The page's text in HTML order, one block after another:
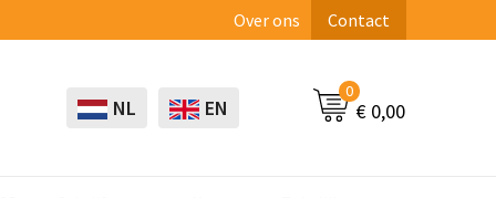
Over ons Contact
NL EN
0
€ 0,00